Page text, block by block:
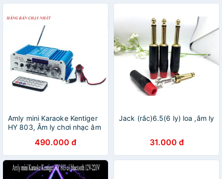
Amly mini Karaoke Kentiger
HY 803, Âm ly chơi nhạc âm
đổi 1 [SALE LỚN]
490.000 đ
Jack (rắc)6.5(6 ly) loa ,âm ly
31.000 đ